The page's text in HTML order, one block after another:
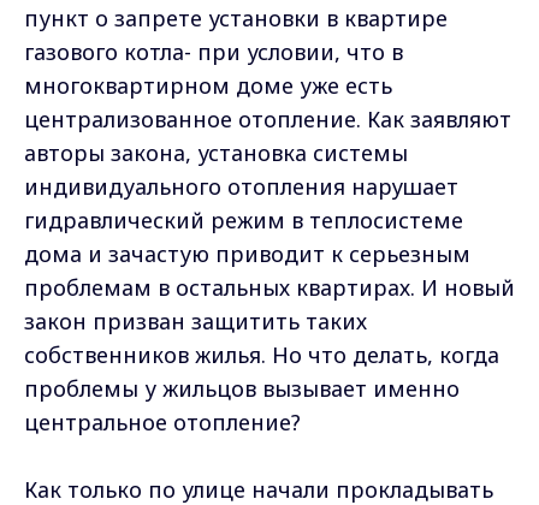
пункт о запрете установки в квартире
газового котла- при условии, что в
многоквартирном доме уже есть
централизованное отопление. Как заявляют
авторы закона, установка системы
индивидуального отопления нарушает
гидравлический режим в теплосистеме
дома и зачастую приводит к серьезным
проблемам в остальных квартирах. И новый
закон призван защитить таких
собственников жилья. Но что делать, когда
проблемы у жильцов вызывает именно
центральное отопление?
Как только по улице начали прокладывать